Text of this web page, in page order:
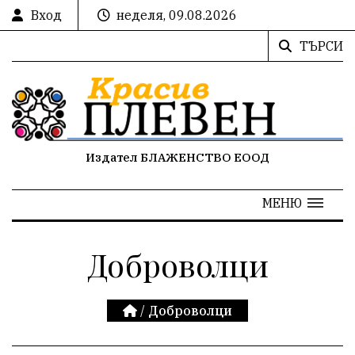
Вход
неделя, 09.08.2026
ТЪРСИ
Издател БЛАЖЕНСТВО ЕООД
МЕНЮ
Доброволци
/ Доброволци